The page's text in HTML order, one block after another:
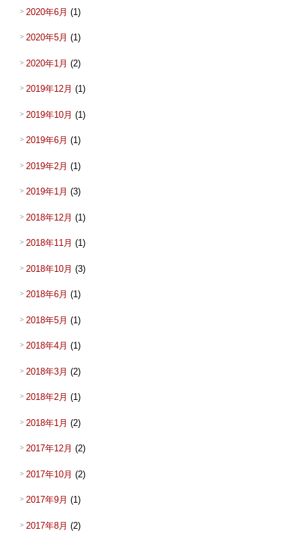
2020年6月 (1)
2020年5月 (1)
2020年1月 (2)
2019年12月 (1)
2019年10月 (1)
2019年6月 (1)
2019年2月 (1)
2019年1月 (3)
2018年12月 (1)
2018年11月 (1)
2018年10月 (3)
2018年6月 (1)
2018年5月 (1)
2018年4月 (1)
2018年3月 (2)
2018年2月 (1)
2018年1月 (2)
2017年12月 (2)
2017年10月 (2)
2017年9月 (1)
2017年8月 (2)